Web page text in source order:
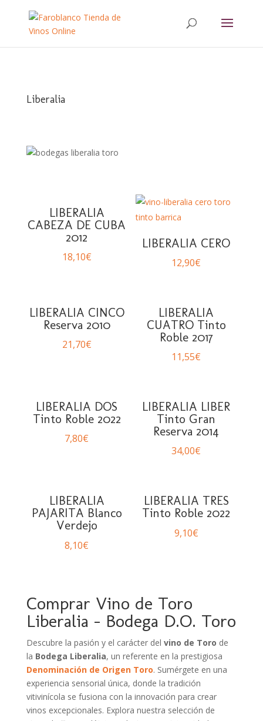
Liberalia
LIBERALIA
CABEZA DE CUBA
2012
18,10€
LIBERALIA CERO
12,90€
LIBERALIA CINCO
Reserva 2010
21,70€
LIBERALIA
CUATRO Tinto
Roble 2017
11,55€
LIBERALIA DOS
Tinto Roble 2022
7,80€
LIBERALIA LIBER
Tinto Gran
Reserva 2014
34,00€
LIBERALIA
PAJARITA Blanco
Verdejo
8,10€
LIBERALIA TRES
Tinto Roble 2022
9,10€
Comprar Vino de Toro
Liberalia – Bodega D.O. Toro
Descubre la pasión y el carácter del vino de Toro de
la Bodega Liberalia, un referente en la prestigiosa
Denominación de Origen Toro. Sumérgete en una
experiencia sensorial única, donde la tradición
vitivinícola se fusiona con la innovación para crear
vinos excepcionales. Explora nuestra selección de